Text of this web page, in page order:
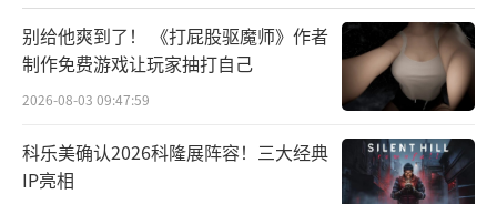
别给他爽到了！ 《打屁股驱魔师》作者
制作免费游戏让玩家抽打自己
2026-08-03 09:47:59
科乐美确认2026科隆展阵容！三大经典
IP亮相